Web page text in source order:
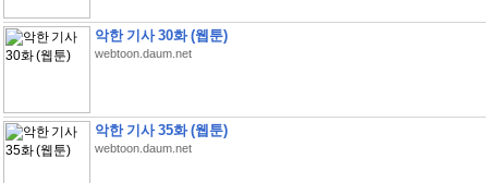
악한 기사 30화 (웹툰)
webtoon.daum.net
악한 기사 35화 (웹툰)
webtoon.daum.net